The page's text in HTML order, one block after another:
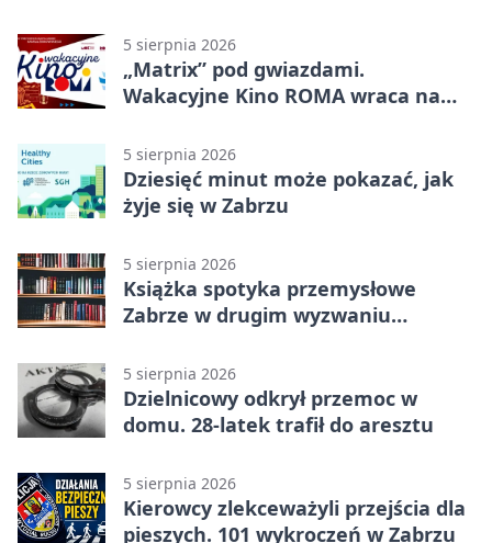
5 sierpnia 2026
„Matrix” pod gwiazdami.
Wakacyjne Kino ROMA wraca na
5 sierpnia 2026
Dziesięć minut może pokazać, jak
żyje się w Zabrzu
5 sierpnia 2026
Książka spotyka przemysłowe
Zabrze w drugim wyzwaniu
5 sierpnia 2026
Dzielnicowy odkrył przemoc w
domu. 28-latek trafił do aresztu
5 sierpnia 2026
Kierowcy zlekceważyli przejścia dla
pieszych. 101 wykroczeń w Zabrzu